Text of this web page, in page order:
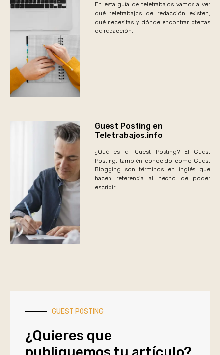
En esta guía de teletrabajos vamos a ver
qué teletrabajos de redacción existen,
qué necesitas y dónde encontrar ofertas
de redacción.
Guest Posting en
Teletrabajos.info
¿Qué es el Guest Posting? El Guest
Posting, también conocido como Guest
Blogging son términos en inglés que
hacen referencia al hecho de poder
escribir
GUEST POSTING
¿Quieres que
publiquemos tu artículo?